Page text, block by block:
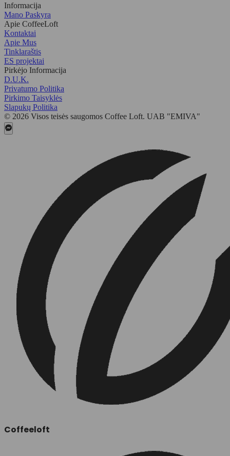
Informacija
Mano Paskyra
Apie CoffeeLoft
Kontaktai
Apie Mus
Tinklaraštis
ES projektai
Pirkėjo Informacija
D.U.K.
Privatumo Politika
Pirkimo Taisyklės
Slapukų Politika
© 2026 Visos teisės saugomos Coffee Loft. UAB "EMIVA"
Coffeeloft